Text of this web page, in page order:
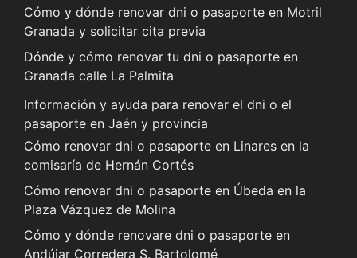
Cómo y dónde renovar dni o pasaporte en Motril
Granada y solicitar cita previa
Dónde y cómo renovar tu dni o pasaporte en
Granada calle La Palmita
Información y ayuda para renovar el dni o el
pasaporte en Jaén y provincia
Cómo renovar dni o pasaporte en Linares en la
comisaría de Hernán Cortés
Cómo renovar dni o pasaporte en Úbeda en la
Plaza Vázquez de Molina
Cómo y dónde renovare dni o pasaporte en
Andújar Corredera S. Bartolomé